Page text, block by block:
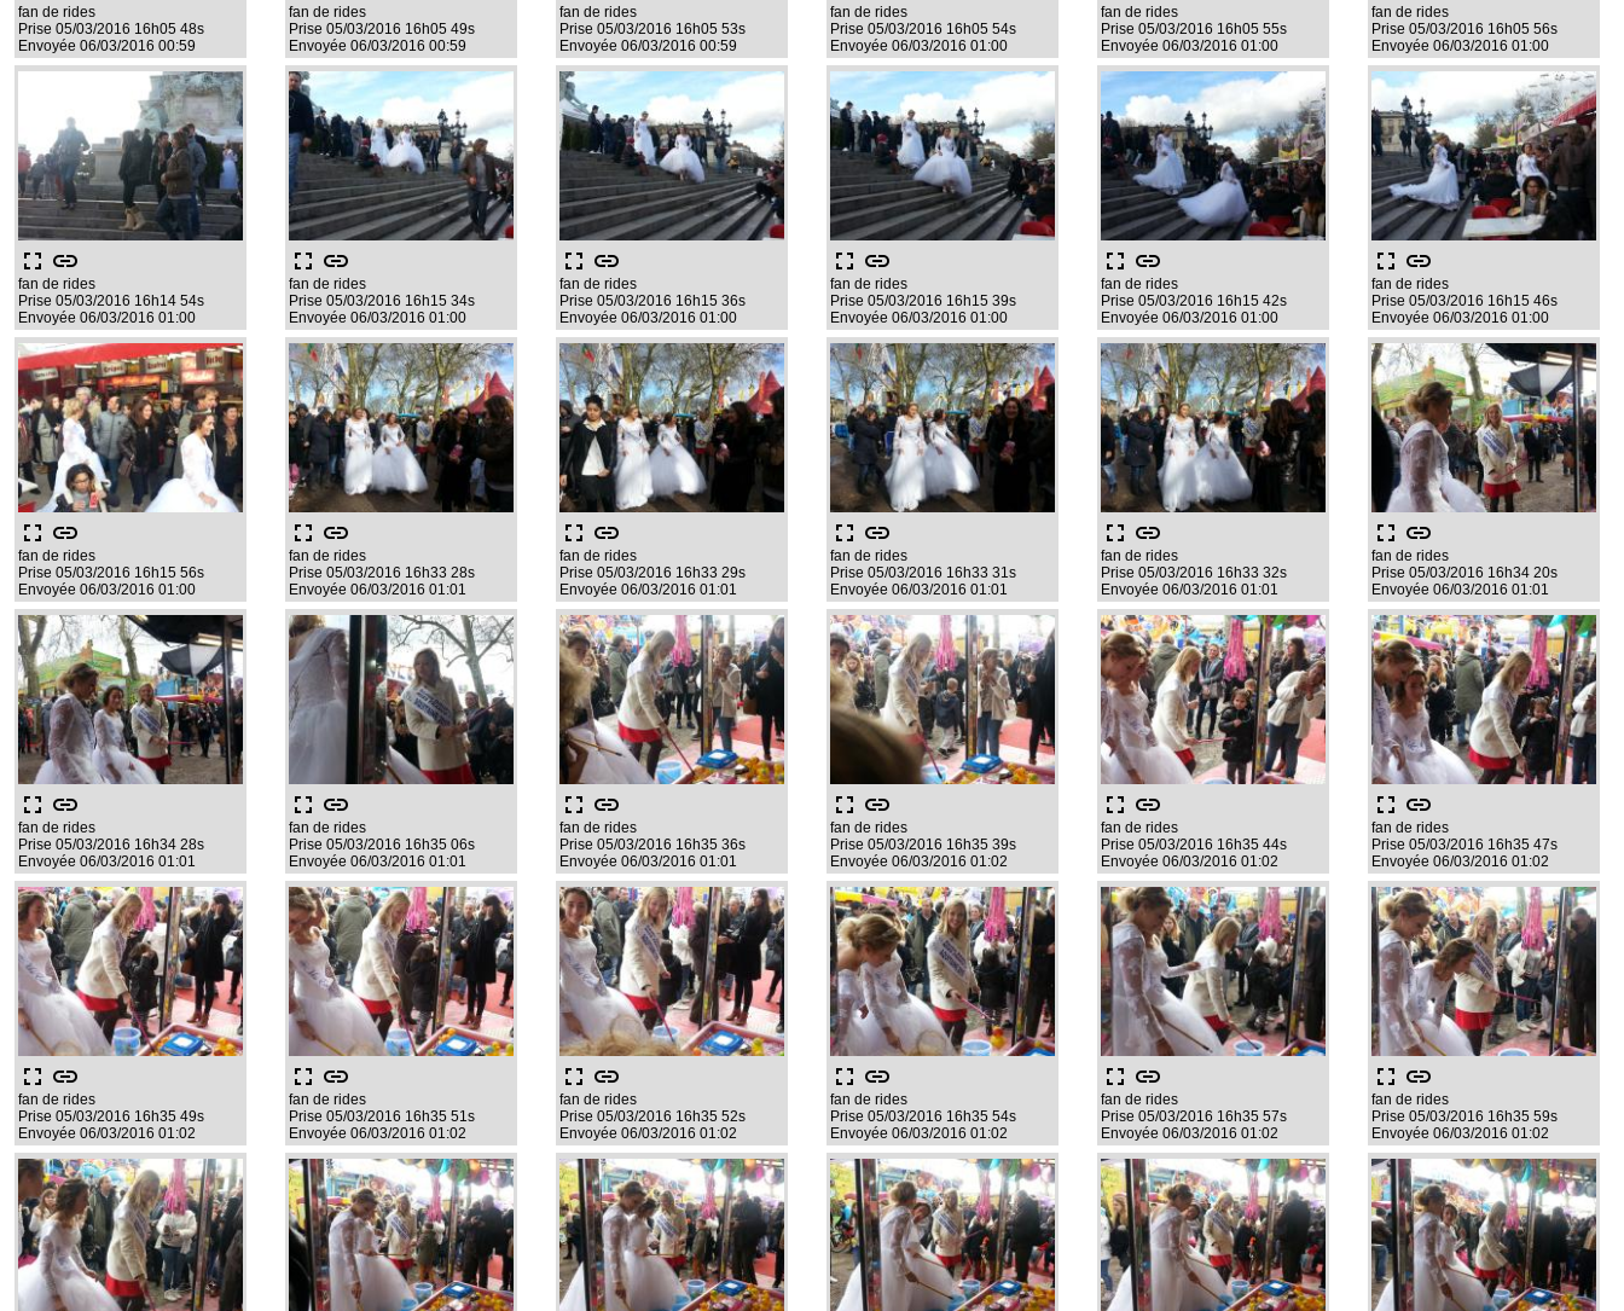
fan de rides
Prise 05/03/2016 16h05 48s
Envoyée 06/03/2016 00:59
fan de rides
Prise 05/03/2016 16h05 49s
Envoyée 06/03/2016 00:59
fan de rides
Prise 05/03/2016 16h05 53s
Envoyée 06/03/2016 00:59
fan de rides
Prise 05/03/2016 16h05 54s
Envoyée 06/03/2016 01:00
fan de rides
Prise 05/03/2016 16h05 55s
Envoyée 06/03/2016 01:00
fan de rides
Prise 05/03/2016 16h05 56s
Envoyée 06/03/2016 01:00
fullscreen link
fan de rides
Prise 05/03/2016 16h14 54s
Envoyée 06/03/2016 01:00
fullscreen link
fan de rides
Prise 05/03/2016 16h15 34s
Envoyée 06/03/2016 01:00
fullscreen link
fan de rides
Prise 05/03/2016 16h15 36s
Envoyée 06/03/2016 01:00
fullscreen link
fan de rides
Prise 05/03/2016 16h15 39s
Envoyée 06/03/2016 01:00
fullscreen link
fan de rides
Prise 05/03/2016 16h15 42s
Envoyée 06/03/2016 01:00
fullscreen link
fan de rides
Prise 05/03/2016 16h15 46s
Envoyée 06/03/2016 01:00
fullscreen link
fan de rides
Prise 05/03/2016 16h15 56s
Envoyée 06/03/2016 01:00
fullscreen link
fan de rides
Prise 05/03/2016 16h33 28s
Envoyée 06/03/2016 01:01
fullscreen link
fan de rides
Prise 05/03/2016 16h33 29s
Envoyée 06/03/2016 01:01
fullscreen link
fan de rides
Prise 05/03/2016 16h33 31s
Envoyée 06/03/2016 01:01
fullscreen link
fan de rides
Prise 05/03/2016 16h33 32s
Envoyée 06/03/2016 01:01
fullscreen link
fan de rides
Prise 05/03/2016 16h34 20s
Envoyée 06/03/2016 01:01
fullscreen link
fan de rides
Prise 05/03/2016 16h34 28s
Envoyée 06/03/2016 01:01
fullscreen link
fan de rides
Prise 05/03/2016 16h35 06s
Envoyée 06/03/2016 01:01
fullscreen link
fan de rides
Prise 05/03/2016 16h35 36s
Envoyée 06/03/2016 01:01
fullscreen link
fan de rides
Prise 05/03/2016 16h35 39s
Envoyée 06/03/2016 01:02
fullscreen link
fan de rides
Prise 05/03/2016 16h35 44s
Envoyée 06/03/2016 01:02
fullscreen link
fan de rides
Prise 05/03/2016 16h35 47s
Envoyée 06/03/2016 01:02
fullscreen link
fan de rides
Prise 05/03/2016 16h35 49s
Envoyée 06/03/2016 01:02
fullscreen link
fan de rides
Prise 05/03/2016 16h35 51s
Envoyée 06/03/2016 01:02
fullscreen link
fan de rides
Prise 05/03/2016 16h35 52s
Envoyée 06/03/2016 01:02
fullscreen link
fan de rides
Prise 05/03/2016 16h35 54s
Envoyée 06/03/2016 01:02
fullscreen link
fan de rides
Prise 05/03/2016 16h35 57s
Envoyée 06/03/2016 01:02
fullscreen link
fan de rides
Prise 05/03/2016 16h35 59s
Envoyée 06/03/2016 01:02